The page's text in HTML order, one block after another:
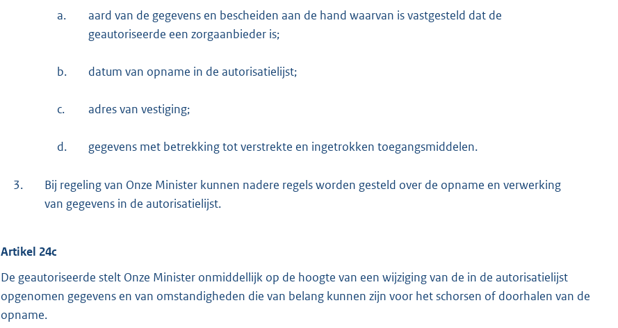
a.
aard van de gegevens en bescheiden aan de hand waarvan is vastgesteld dat de
geautoriseerde een zorgaanbieder is;
b. datum van opname in de autorisatielijst;
c. adres van vestiging;
d. gegevens met betrekking tot verstrekte en ingetrokken toegangsmiddelen.
3.
Bij regeling van Onze Minister kunnen nadere regels worden gesteld over de opname en verwerking
van gegevens in de autorisatielijst.
Artikel 24c
De geautoriseerde stelt Onze Minister onmiddellijk op de hoogte van een wijziging van de in de autorisatielijst
opgenomen gegevens en van omstandigheden die van belang kunnen zijn voor het schorsen of doorhalen van de
opname.